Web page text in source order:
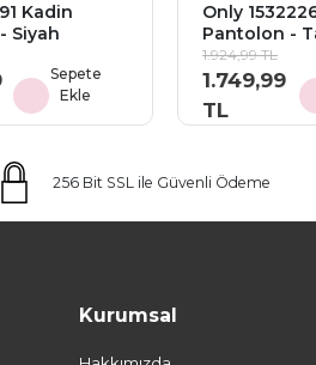
Kadin
Siyah
Sepete
Ekle
Only
Pantolon -
1.924,99 TL
1.749,99
TL
256 Bit SSL ile Güvenli Ödeme
Kurumsal